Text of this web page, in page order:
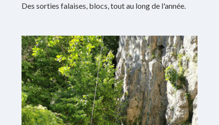
Des sorties falaises, blocs, tout au long de l'année.